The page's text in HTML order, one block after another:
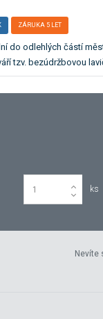
ZÁRUKA 5 LET
do odlehlých částí
tzv. bezúdržbovou
ks
Nevíte